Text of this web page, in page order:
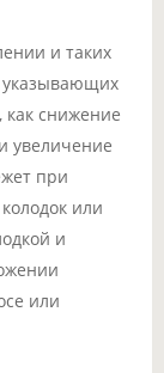
и таких
указывающих
как снижение
увеличение
при
или
и
или